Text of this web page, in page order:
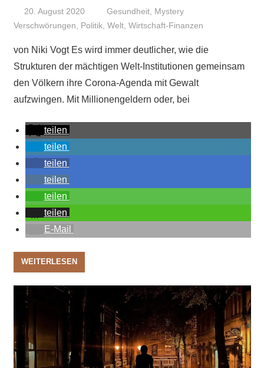
20. August 2020 Niki Vogt
Gesundheit Mystery
Verschwörungen
Politik, Welt, Wirtschaft-Finanzen
von Niki Vogt Es wird immer deutlicher, wie die
Strukturen der mächtigen Welt-Institutionen gemeinsam
den Völkern ihre Corona-Agenda mit Gewalt
aufzwingen. Mit Millionengeldern oder, bei
teilen
teilen
teilen
teilen
teilen
teilen
E-Mail
WEITERLESEN